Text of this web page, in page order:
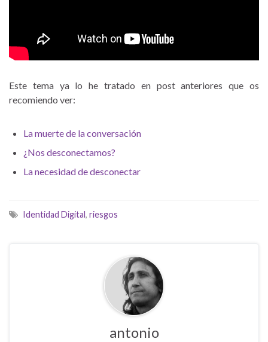
Este tema ya lo he tratado en post anteriores que os
recomiendo ver:
La muerte de la conversación
¿Nos desconectamos?
La necesidad de desconectar
Identidad Digital, riesgos
antonio